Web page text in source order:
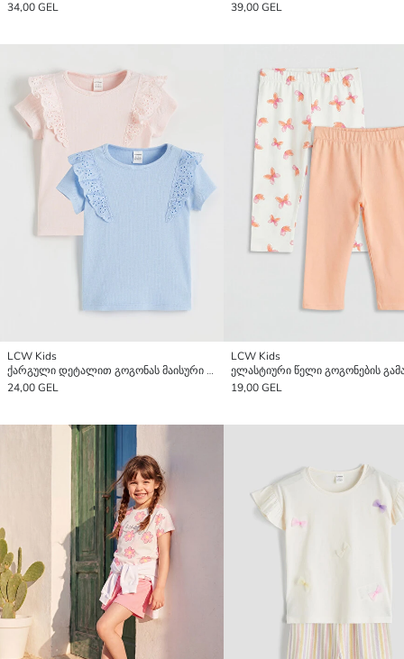
34,00 GEL
39,00 GEL
LCW Kids
ქარგული დეტალით გოგონას მაისური 2 ცალი შეფუთვა
24,00 GEL
LCW Kids
19,00 GEL